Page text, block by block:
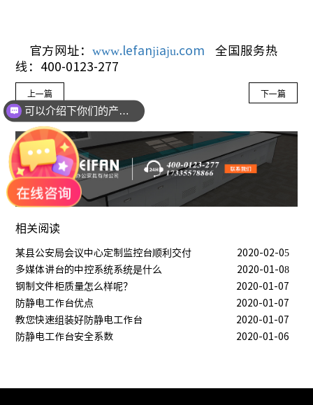
官方网址：www.lefanjiaju.com 全国服务热
线：400-0123-277
上一篇 下一篇
相关阅读
某县公安局会议中心定制监控台顺利交付
2020-02-05
多媒体讲台的中控系统系统是什么
2020-01-08
钢制文件柜质量怎么样呢？
2020-01-07
防静电工作台优点
2020-01-07
教您快速组装好防静电工作台
2020-01-07
防静电工作台安全系数
2020-01-06
可以介绍下你们的产品么？